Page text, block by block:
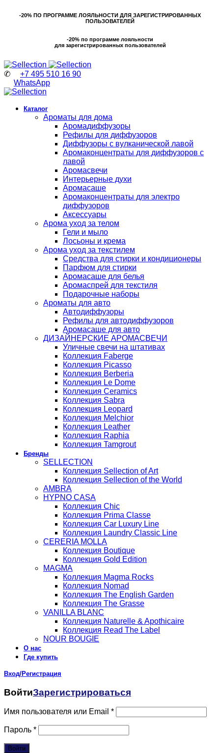
-20% ПО ПРОГРАММЕ ЛОЯЛЬНОСТИ ДЛЯ ЗАРЕГИСТРИРОВАННЫХ
ПОЛЬЗОВАТЕЛЕЙ
-20% по программе лояльности
для зарегистрированных пользователей
✆ +7 495 510 16 90
WhatsApp
Каталог
Ароматы для дома
Аромадиффузоры
Рефилы для диффузоров
Диффузоры с вулканической лавой
Аромаконцентраты для диффузоров с
лавой
Аромасвечи
Интерьерные духи
Аромасаше
Аромаконцентраты для электро
диффузоров
Аксессуары
Арома уход за телом
Гели и мыло
Лосьоны и крема
Арома уход за текстилем
Средства для стирки и кондиционеры
Парфюм для стирки
Аромасаше для белья
Аромаспрей для текстиля
Подарочные наборы
Ароматы для авто
Автодиффузоры
Рефилы для автодиффузоров
Аромасаше для авто
ДИЗАЙНЕРСКИЕ АРОМАСВЕЧИ
Уличные свечи на штативах
Коллекция Faberge
Коллекция Picasso
Коллекция Berberia
Коллекция Le Dome
Коллекция Ceramics
Коллекция Sabra
Коллекция Leopard
Коллекция Melchior
Коллекция Leather
Коллекция Raphia
Коллекция Tamgrout
Бренды
SELLECTION
Коллекция Sellection of Art
Коллекция Sellection of the World
AMBRA
HYPNO CASA
Коллекция Chic
Коллекция Prima Classe
Коллекция Car Luxury Line
Коллекция Laundry Classic Line
CERERIA MOLLA
Коллекция Boutique
Коллекция Gold Edition
MAGMA
Коллекция Magma Rocks
Коллекция Nomad
Коллекция The English Garden
Коллекция The Grasse
VANILLA BLANC
Коллекция Naturelle & Apothicaire
Коллекция Read The Label
NOUR BOUGIE
О нас
Где купить
Вход/Регистрация
ВойтиЗарегистрироваться
Имя пользователя или Email *
Пароль *
Войти